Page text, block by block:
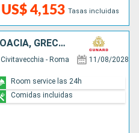
US$ 4,153 Tasas incluidas
MALTA, MONTENEGRO, CROACIA, GRECIA, ESPAÑA, FRANCIA, ITALIA
Civitavecchia - Roma 11/08/2028
Room service las 24h
Comidas incluidas